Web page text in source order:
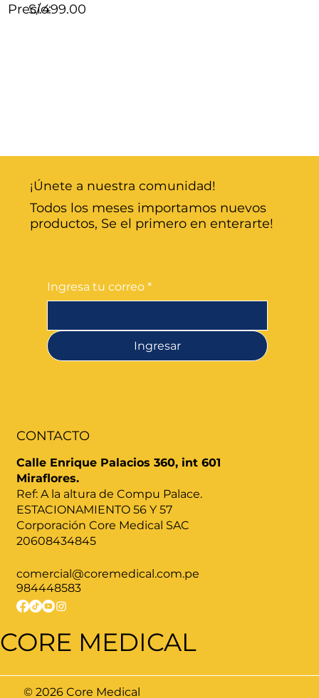
S/.499.00
Precio:
Ingresa tu correo *
Ingresar
Todos los meses importamos nuevos
productos, Se el primero en enterarte!
¡Únete a nuestra comunidad!
984448583
comercial@coremedical.com.pe
Calle Enrique Palacios 360, int 601
Miraflores.
Ref: A la altura de Compu Palace.
ESTACIONAMIENTO 56 Y 57
Corporación Core Medical SAC
20608434845
CONTACTO
CORE MEDICAL
© 2026 Core Medical